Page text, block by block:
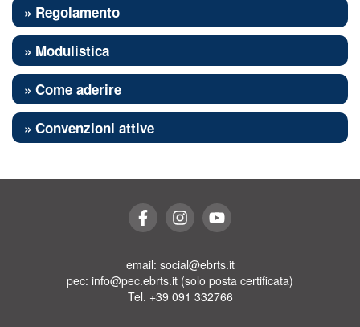
» Regolamento
» Modulistica
» Come aderire
» Convenzioni attive
email: social@ebrts.it
pec: info@pec.ebrts.it (solo posta certificata)
Tel. +39 091 332766